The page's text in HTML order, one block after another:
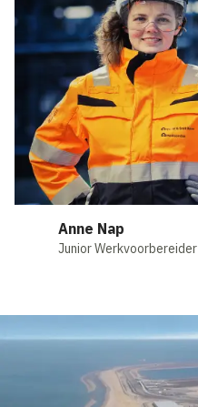
Anne Nap
Junior Werkvoorbereider